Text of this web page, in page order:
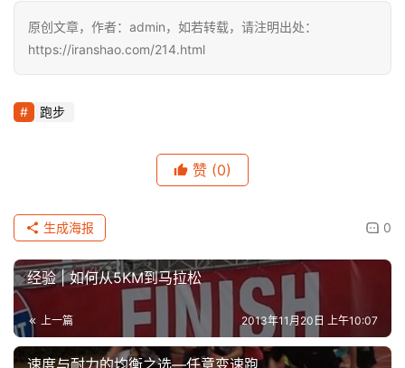
原创文章，作者：admin，如若转载，请注明出处：
https://iranshao.com/214.html
跑步
赞 (0)
0
生成海报
经验 | 如何从5KM到马拉松
上一篇 2013年11月20日 上午10:07
速度与耐力的均衡之选—任意变速跑